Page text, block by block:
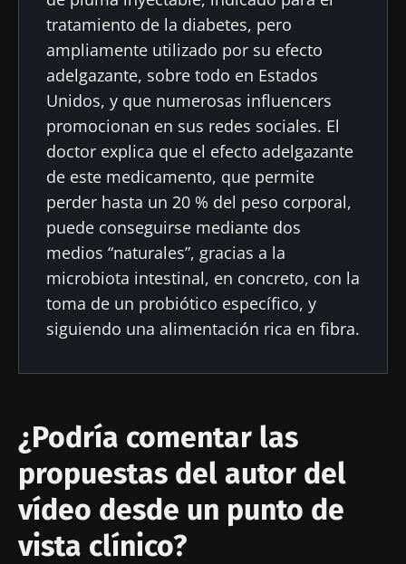
tratamiento de la diabetes, pero
ampliamente utilizado por su efecto
adelgazante, sobre todo en Estados
Unidos, y que numerosas influencers
promocionan en sus redes sociales. El
doctor explica que el efecto adelgazante
de este medicamento, que permite
perder hasta un 20 % del peso corporal,
puede conseguirse mediante dos
medios “naturales”, gracias a la
microbiota intestinal, en concreto, con la
toma de un probiótico específico, y
siguiendo una alimentación rica en fibra.
¿Podría comentar las
propuestas del autor del
vídeo desde un punto de
vista clínico?